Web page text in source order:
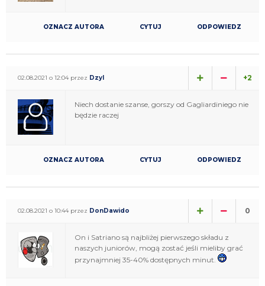
OZNACZ AUTORA CYTUJ ODPOWIEDZ
02.08.2021 o 12:04 przez Dzyl +2
Niech dostanie szanse, gorszy od Gagliardiniego nie
będzie raczej
OZNACZ AUTORA CYTUJ ODPOWIEDZ
02.08.2021 o 10:44 przez DonDawido 0
On i Satriano są najbliżej pierwszego składu z
naszych juniorów, mogą zostać jeśli mieliby grać
przynajmniej 35-40% dostępnych minut.